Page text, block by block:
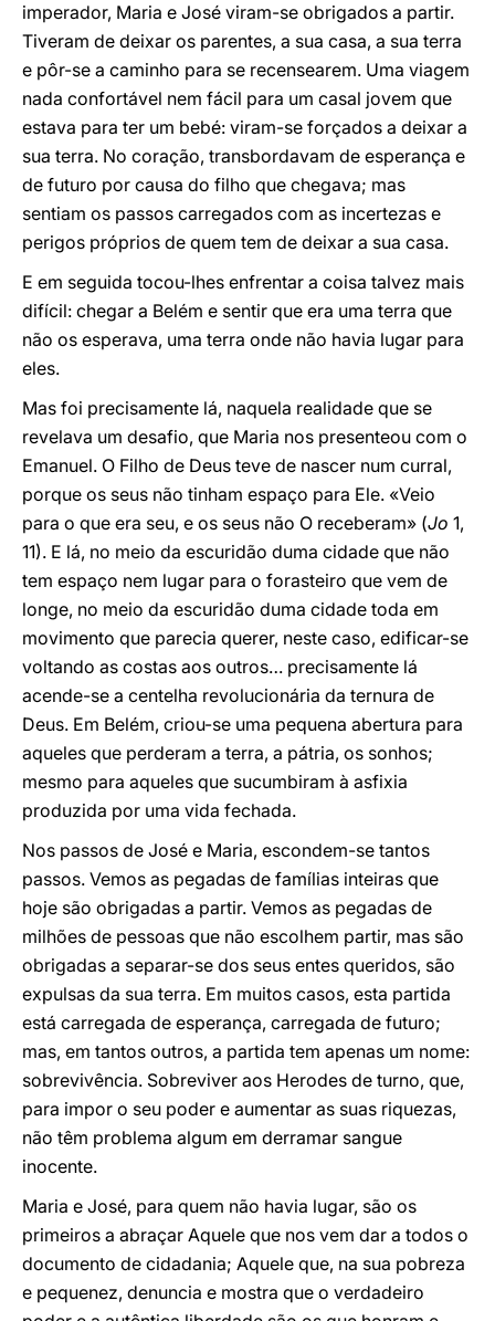
imperador, Maria e José viram-se obrigados a partir.
Tiveram de deixar os parentes, a sua casa, a sua terra
e pôr-se a caminho para se recensearem. Uma viagem
nada confortável nem fácil para um casal jovem que
estava para ter um bebé: viram-se forçados a deixar a
sua terra. No coração, transbordavam de esperança e
de futuro por causa do filho que chegava; mas
sentiam os passos carregados com as incertezas e
perigos próprios de quem tem de deixar a sua casa.
E em seguida tocou-lhes enfrentar a coisa talvez mais
difícil: chegar a Belém e sentir que era uma terra que
não os esperava, uma terra onde não havia lugar para
eles.
Mas foi precisamente lá, naquela realidade que se
revelava um desafio, que Maria nos presenteou com o
Emanuel. O Filho de Deus teve de nascer num curral,
porque os seus não tinham espaço para Ele. «Veio
para o que era seu, e os seus não O receberam» (Jo 1,
11). E lá, no meio da escuridão duma cidade que não
tem espaço nem lugar para o forasteiro que vem de
longe, no meio da escuridão duma cidade toda em
movimento que parecia querer, neste caso, edificar-se
voltando as costas aos outros… precisamente lá
acende-se a centelha revolucionária da ternura de
Deus. Em Belém, criou-se uma pequena abertura para
aqueles que perderam a terra, a pátria, os sonhos;
mesmo para aqueles que sucumbiram à asfixia
produzida por uma vida fechada.
Nos passos de José e Maria, escondem-se tantos
passos. Vemos as pegadas de famílias inteiras que
hoje são obrigadas a partir. Vemos as pegadas de
milhões de pessoas que não escolhem partir, mas são
obrigadas a separar-se dos seus entes queridos, são
expulsas da sua terra. Em muitos casos, esta partida
está carregada de esperança, carregada de futuro;
mas, em tantos outros, a partida tem apenas um nome:
sobrevivência. Sobreviver aos Herodes de turno, que,
para impor o seu poder e aumentar as suas riquezas,
não têm problema algum em derramar sangue
inocente.
Maria e José, para quem não havia lugar, são os
primeiros a abraçar Aquele que nos vem dar a todos o
documento de cidadania; Aquele que, na sua pobreza
e pequenez, denuncia e mostra que o verdadeiro